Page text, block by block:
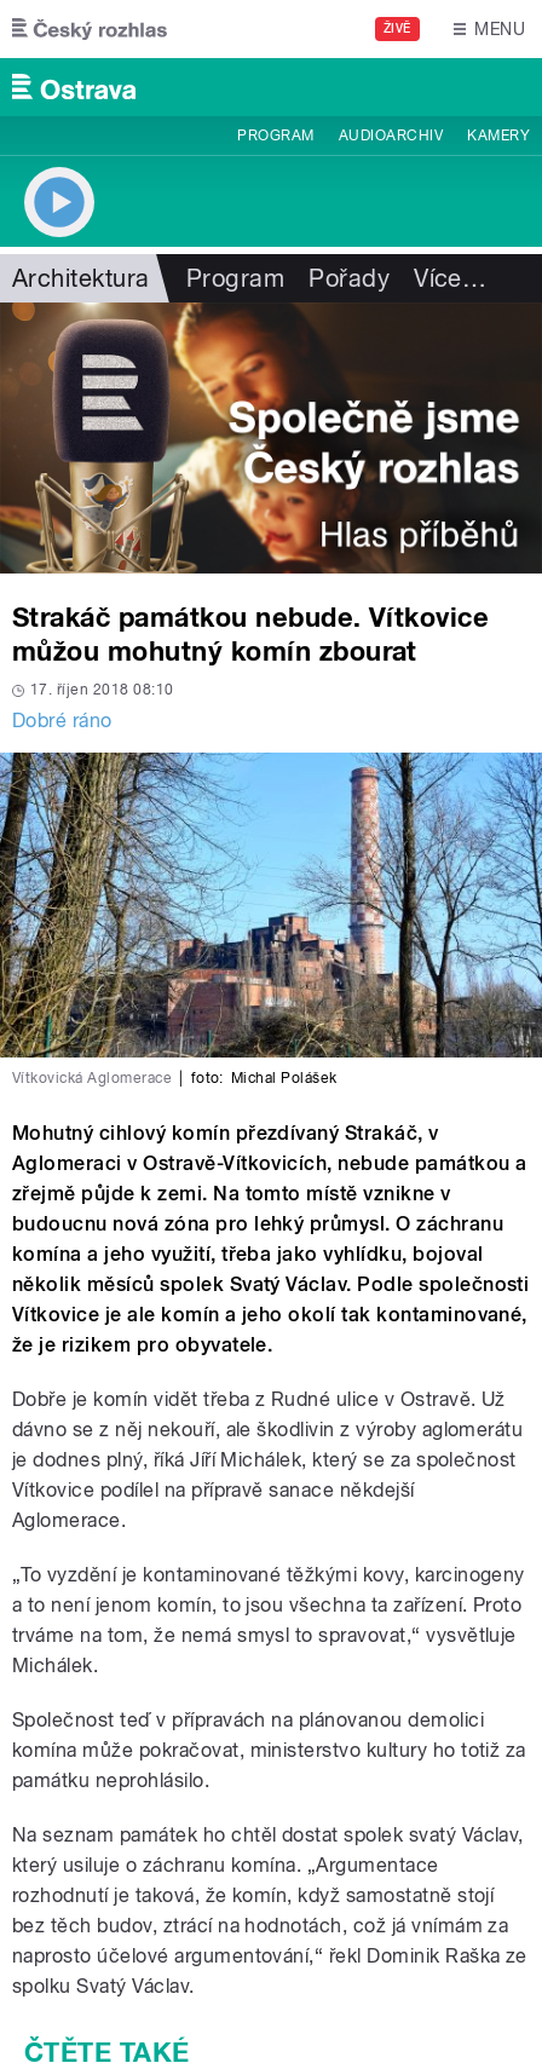
Přejít k hlavnímu obsahu
ŽIVĚ MENU
PROGRAM AUDIOARCHIV KAMERY
Architektura Program Pořady Více…
Strakáč památkou nebude. Vítkovice
můžou mohutný komín zbourat
17. říjen 2018 08:10
Dobré ráno
Vítkovická Aglomerace foto: Michal Polášek
Mohutný cihlový komín přezdívaný Strakáč, v
Aglomeraci v Ostravě-Vítkovicích, nebude památkou a
zřejmě půjde k zemi. Na tomto místě vznikne v
budoucnu nová zóna pro lehký průmysl. O záchranu
komína a jeho využití, třeba jako vyhlídku, bojoval
několik měsíců spolek Svatý Václav. Podle společnosti
Vítkovice je ale komín a jeho okolí tak kontaminované,
že je rizikem pro obyvatele.
Dobře je komín vidět třeba z Rudné ulice v Ostravě. Už
dávno se z něj nekouří, ale škodlivin z výroby aglomerátu
je dodnes plný, říká Jíří Michálek, který se za společnost
Vítkovice podílel na přípravě sanace někdejší
Aglomerace.
„To vyzdění je kontaminované těžkými kovy, karcinogeny
a to není jenom komín, to jsou všechna ta zařízení. Proto
trváme na tom, že nemá smysl to spravovat,“ vysvětluje
Michálek.
Společnost teď v přípravách na plánovanou demolici
komína může pokračovat, ministerstvo kultury ho totiž za
památku neprohlásilo.
Na seznam památek ho chtěl dostat spolek svatý Václav,
který usiluje o záchranu komína. „Argumentace
rozhodnutí je taková, že komín, když samostatně stojí
bez těch budov, ztrácí na hodnotách, což já vnímám za
naprosto účelové argumentování,“ řekl Dominik Raška ze
spolku Svatý Václav.